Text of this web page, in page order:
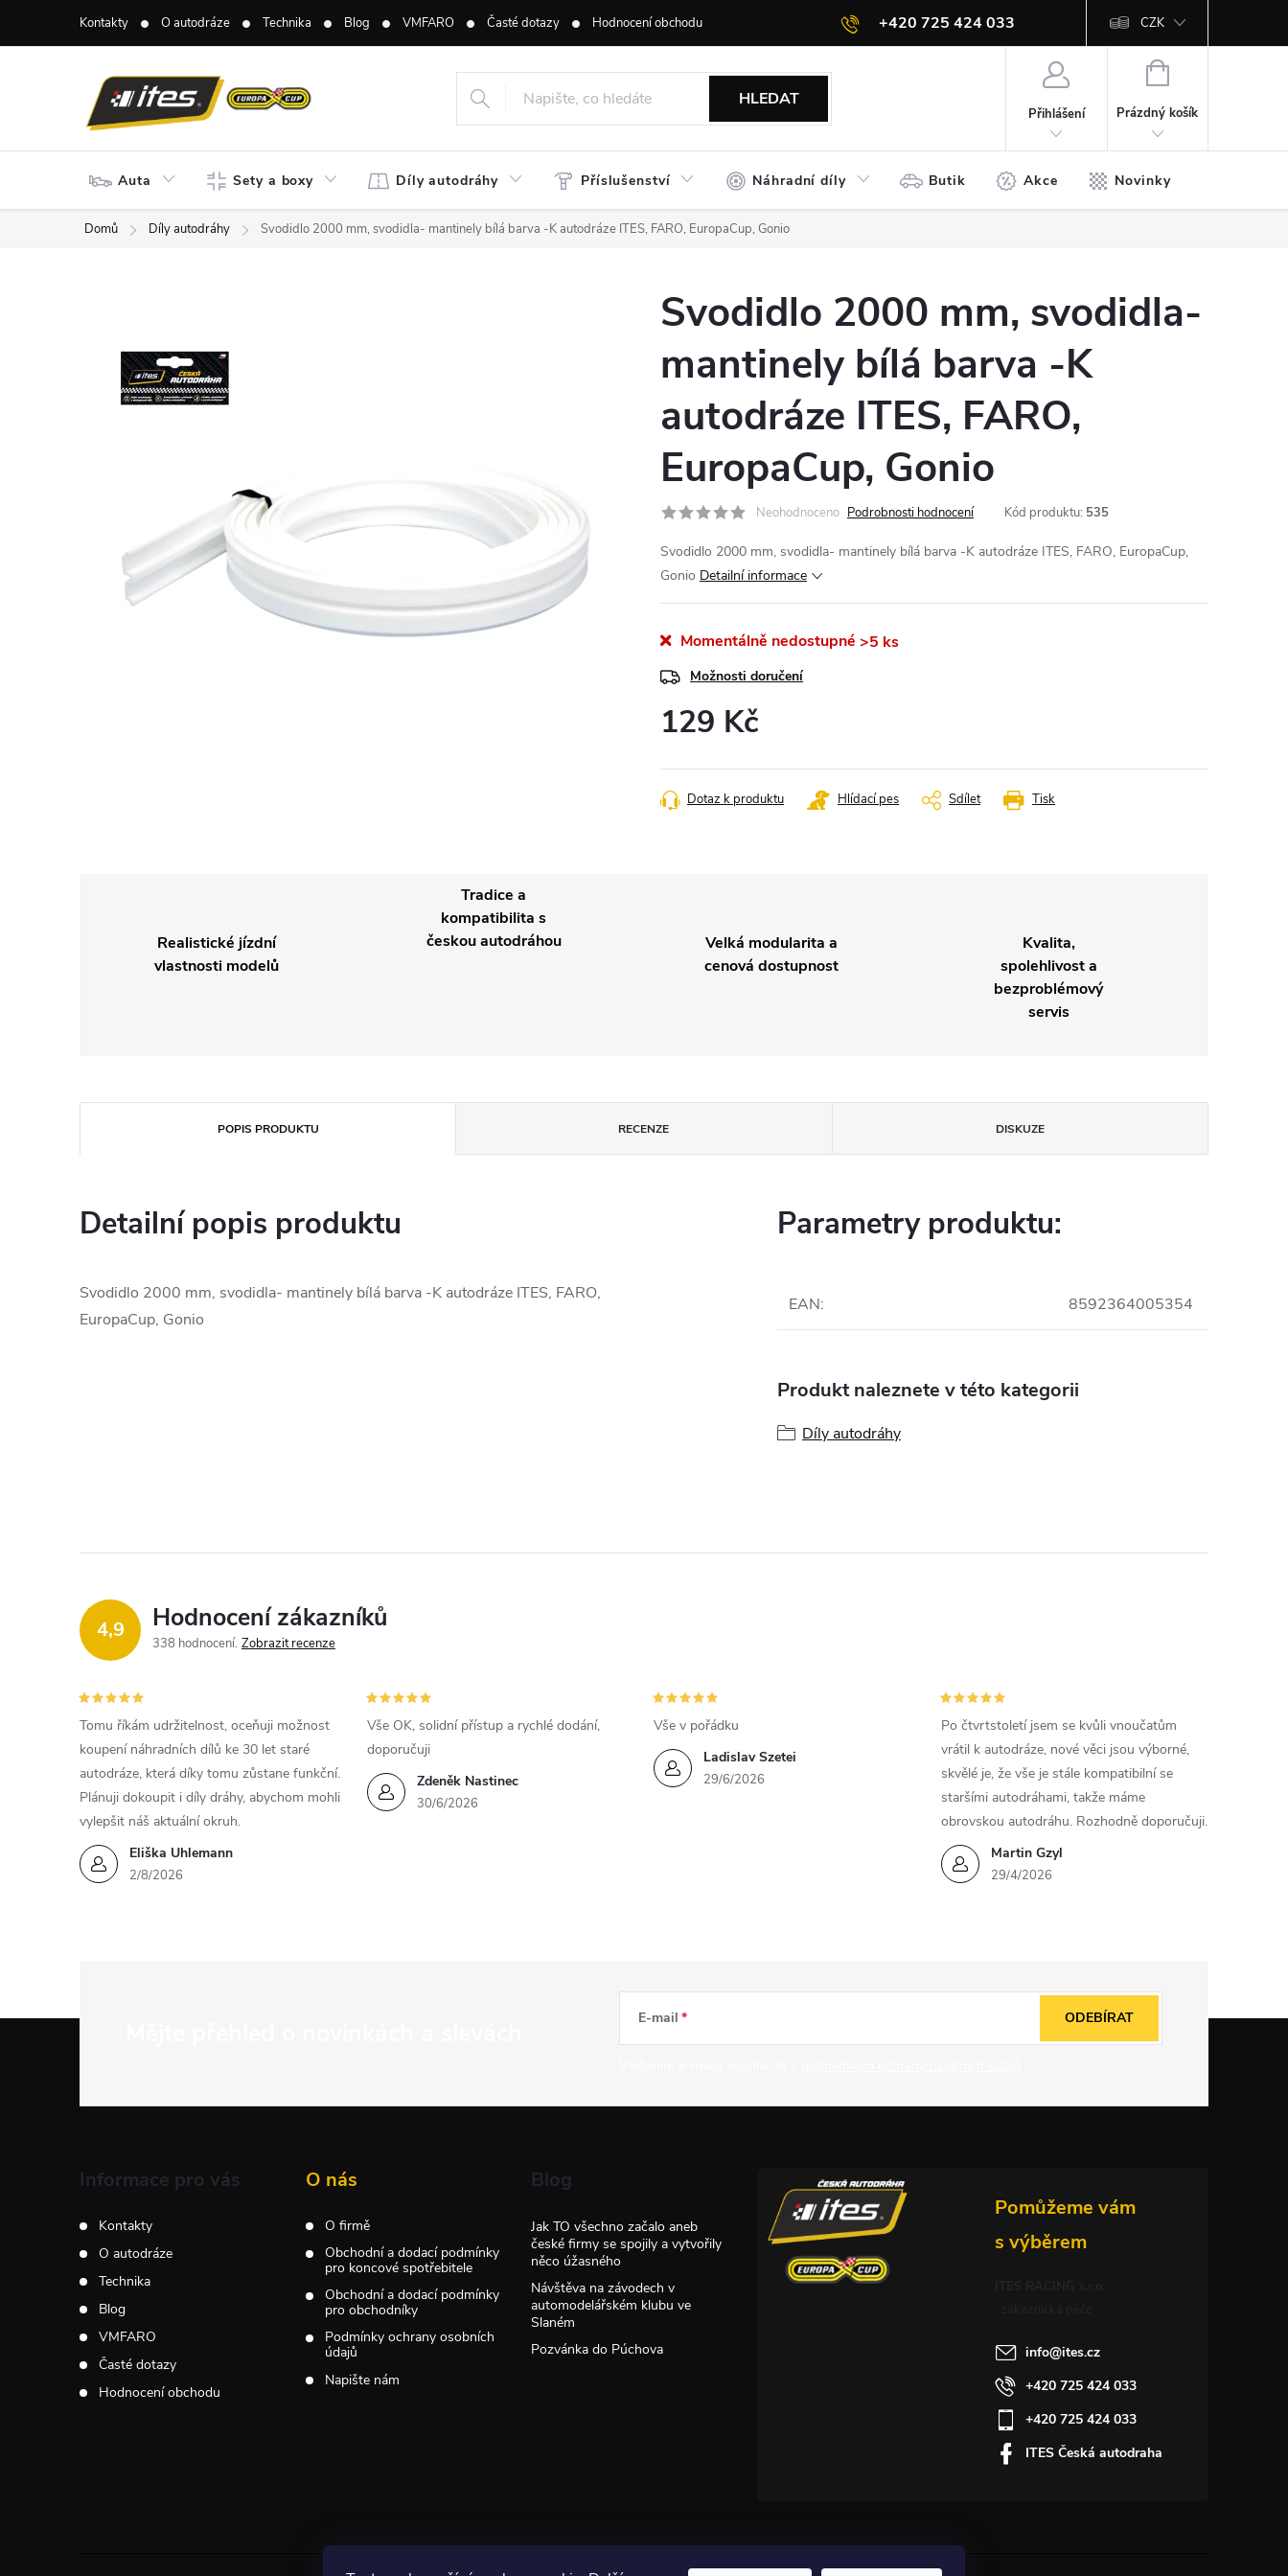
+420 725 424 033
Kontakty O autodráze Technika Blog VMFARO Časté dotazy Hodnocení obchodu CZK
HLEDAT
Přihlášení
NÁKUPNÍ
Prázdný košík
Auta Sety a boxy Díly autodráhy Příslušenství Náhradní díly Butik Akce Novinky
Domů Díly autodráhy Svodidlo 2000 mm, svodidla- mantinely bílá barva -K autodráze ITES, FARO, EuropaCup, Gonio
Svodidlo 2000 mm, svodidla-
mantinely bílá barva -K
autodráze ITES, FARO,
EuropaCup, Gonio
Neohodnoceno Podrobnosti hodnocení Kód produktu: 535
Svodidlo 2000 mm, svodidla- mantinely bílá barva -K autodráze ITES, FARO, EuropaCup,
Gonio Detailní informace
Momentálně nedostupné >5 ks
Možnosti doručení
129 Kč
cena:
Tisk
Dotaz k produktu Hlídací pes Sdílet
Realistické jízdní
vlastnosti modelů
Tradice a
kompatibilita s
českou autodráhou
Velká modularita a
cenová dostupnost
Kvalita,
spolehlivost a
bezproblémový
servis
POPIS PRODUKTU RECENZE DISKUZE
Detailní popis produktu
Svodidlo 2000 mm, svodidla- mantinely bílá barva -K autodráze ITES, FARO,
EuropaCup, Gonio
Parametry produktu:
EAN: 8592364005354
Produkt naleznete v této kategorii
Díly autodráhy
4,9 Hodnocení zákazníků
338 hodnocení Zobrazit recenze
Eliška Uhlemann
2/8/2026
Tomu říkám udržitelnost, oceňuji možnost
koupení náhradních dílů ke 30 let staré
autodráze, která díky tomu zůstane funkční.
Plánuji dokoupit i díly dráhy, abychom mohli
vylepšit náš aktuální okruh.
Zdeněk Nastinec
30/6/2026
Vše OK, solidní přístup a rychlé dodání,
doporučuji
Ladislav Szetei
29/6/2026
Vše v pořádku
Martin Gzyl
29/4/2026
Po čtvrtstoletí jsem se kvůli vnoučatům
vrátil k autodráze, nové věci jsou výborné,
skvělé je, že vše je stále kompatibilní se
staršími autodráhami, takže máme
obrovskou autodráhu. Rozhodně doporučuji.
E-mail ODEBÍRAT
Informace pro vás
Kontakty
O autodráze
Technika
Blog
VMFARO
Časté dotazy
Hodnocení obchodu
O nás
O firmě
Obchodní a dodací podmínky
pro koncové spotřebitele
Obchodní a dodací podmínky
pro obchodníky
Podmínky ochrany osobních
údajů
Napište nám
Blog
Jak TO všechno začalo aneb
české firmy se spojily a vytvořily
něco úžasného
Návštěva na závodech v
automodelářském klubu ve
Slaném
Pozvánka do Púchova
ITES RACING s.r.o.
info@ites.cz
+420 725 424 033
+420 725 424 033
ITES Česká autodraha